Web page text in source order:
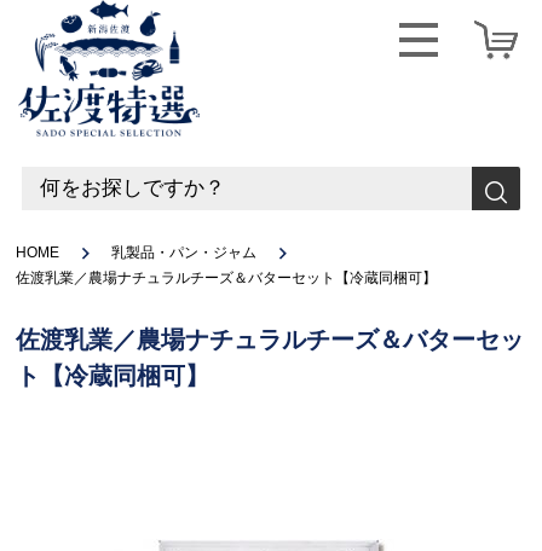
HOME
乳製品・パン・ジャム
佐渡乳業／農場ナチュラルチーズ＆バターセット【冷蔵同梱可】
佐渡乳業／農場ナチュラルチーズ＆バターセッ
ト【冷蔵同梱可】